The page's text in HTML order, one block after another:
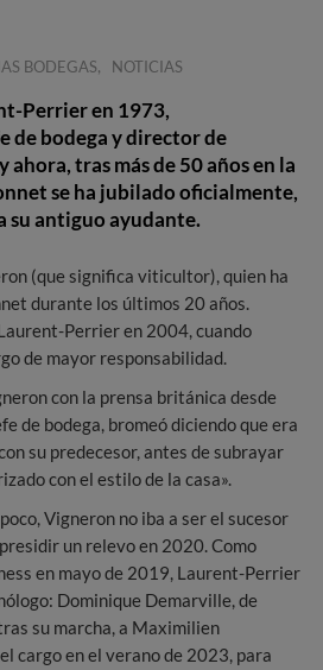
BODEGAS, NOTICIAS
Perrier en 1973,
de bodega y director de
tras más de 50 años en la
se ha jubilado oficialmente,
su antiguo ayudante.
(que significa viticultor), quien ha
durante los últimos 20 años.
Perrier en 2004, cuando
de mayor responsabilidad.
con la prensa británica desde
de bodega, bromeó diciendo que era
su predecesor, antes de subrayar
con el estilo de la casa».
Vigneron no iba a ser el sucesor
un relevo en 2020. Como
en mayo de 2019, Laurent-Perrier
Dominique Demarville, de
su marcha, a Maximilien
cargo en el verano de 2023, para